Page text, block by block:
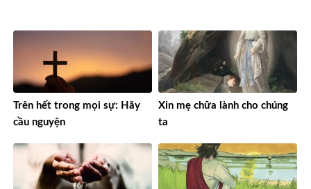
Trên hết trong mọi sự: Hãy
cầu nguyện
Xin mẹ chữa lành cho chúng
ta